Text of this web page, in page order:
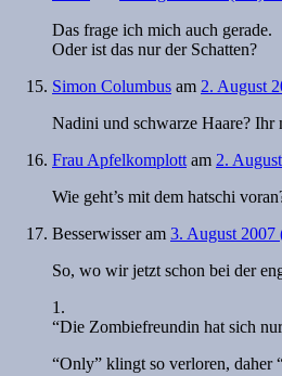
Das frage ich mich auch gerade.
Oder ist das nur der Schatten?
Simon Columbus am 2. August
Nadini und schwarze Haare? Ihr
Frau Apfelkomplottam 2.
Wie geht’s mit dem hatschi
Besserwisseram 3. August 2007
So, wo wir jetzt schon bei der
1.
“Die Zombiefreundin hat sich
“Only” klingt so verloren, daher